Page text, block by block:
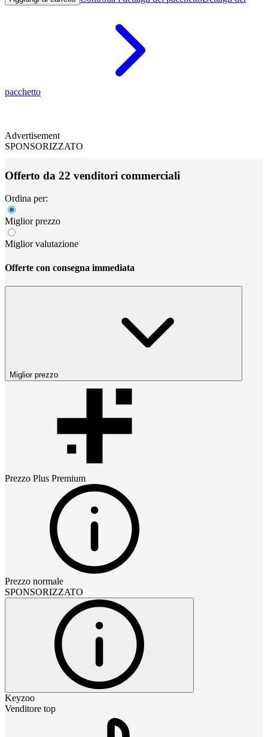
pacchetto
Advertisement
SPONSORIZZATO
Offerto da 22 venditori commerciali
Ordina per:
Miglior prezzo
Miglior valutazione
Offerte con consegna immediata
Miglior prezzo
Prezzo Plus Premium
Prezzo normale
SPONSORIZZATO
Keyzoo
Venditore top